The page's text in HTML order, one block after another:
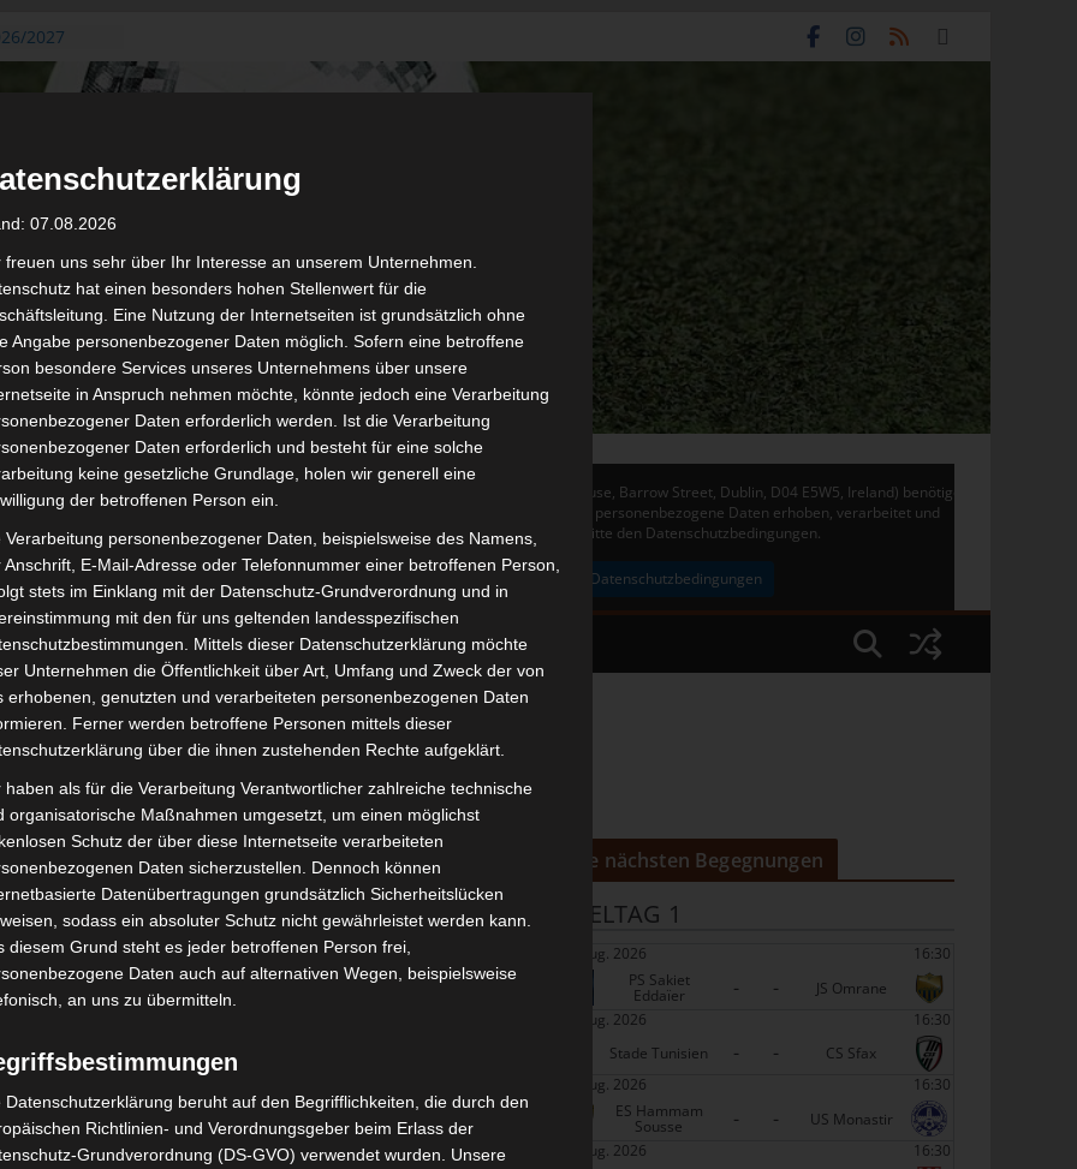
2027
August
aus der
der ersten 15
2027 –
20.
AS Soliman
zu
Für die Nutzung von Google Adsense (Google Ireland Limited, Gordon House, Barrow Street, Dublin, D04 E5W5, Ireland) benötigen
wir laut DSGVO Ihre Zustimmung. Es werden seitens Google Adsense personenbezogene Daten erhoben, verarbeitet und
gespeichert. Welche Daten genau entnehmen Sie bitte den Datenschutzbedingungen.
✓ Erlauben Datenschutzbedingungen
STADIEN IMPRESSUM
Die nächsten Begegnungen
SPIELTAG 1
22 Aug. 2026
16:30
PS Sakiet
Eddaïer - -
JS Omrane
22 Aug. 2026
16:30
Stade Tunisien
- -
CS Sfax
22 Aug. 2026
16:30
ES Hammam
Sousse - -
US Monastir
22 Aug. 2026
16:30
07.08.2026
freuen uns sehr über Ihr Interesse an unserem Unternehmen.
hat einen besonders hohen Stellenwert für die
Eine Nutzung der Internetseiten ist grundsätzlich ohne
Angabe personenbezogener Daten möglich. Sofern eine betroffene
besondere Services unseres Unternehmens über unsere
in Anspruch nehmen möchte, könnte jedoch eine Verarbeitung
Daten erforderlich werden. Ist die Verarbeitung
Daten erforderlich und besteht für eine solche
keine gesetzliche Grundlage, holen wir generell eine
der betroffenen Person ein.
Verarbeitung personenbezogener Daten, beispielsweise des Namens,
Anschrift, E-Mail-Adresse oder Telefonnummer einer betroffenen Person,
stets im Einklang mit der Datenschutz-Grundverordnung und in
mit den für uns geltenden landesspezifischen
Mittels dieser Datenschutzerklärung möchte
Unternehmen die Öffentlichkeit über Art, Umfang und Zweck der von
erhobenen, genutzten und verarbeiteten personenbezogenen Daten
Ferner werden betroffene Personen mittels dieser
über die ihnen zustehenden Rechte aufgeklärt.
haben als für die Verarbeitung Verantwortlicher zahlreiche technische
organisatorische Maßnahmen umgesetzt, um einen möglichst
Schutz der über diese Internetseite verarbeiteten
Daten sicherzustellen. Dennoch können
Datenübertragungen grundsätzlich Sicherheitslücken
sodass ein absoluter Schutz nicht gewährleistet werden kann.
diesem Grund steht es jeder betroffenen Person frei,
Daten auch auf alternativen Wegen, beispielsweise
an uns zu übermitteln.
Datenschutzerklärung beruht auf den Begrifflichkeiten, die durch den
Richtlinien- und Verordnungsgeber beim Erlass der
Grundverordnung (DS-GVO) verwendet wurden. Unsere